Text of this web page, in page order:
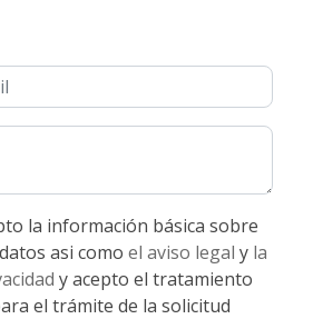
sobre
protección de datos asi como el aviso legal y la
y acepto el tratamiento
el trámite de la solicitud